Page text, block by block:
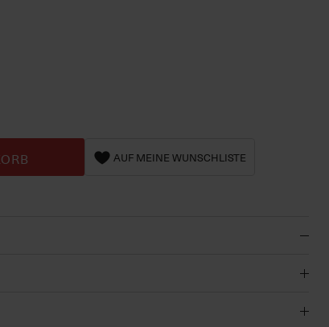
AUF MEINE WUNSCHLISTE